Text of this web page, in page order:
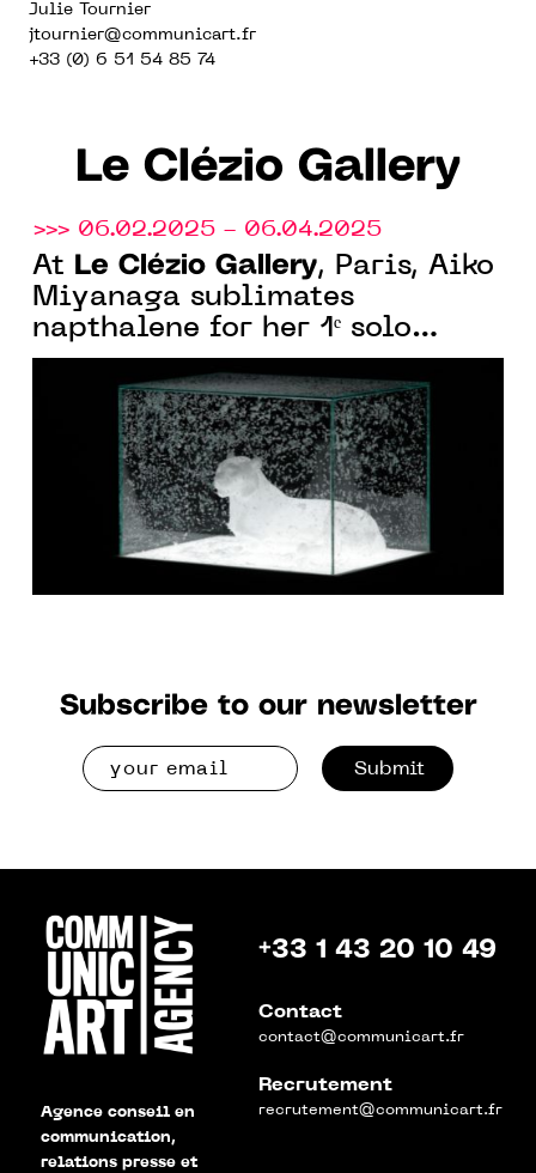
Julie Tournier
jtournier@communicart.fr
+33 (0) 6 51 54 85 74
Le Clézio Gallery
>>> 06.02.2025 - 06.04.2025
At Le Clézio Gallery, Paris, Aiko
Miyanaga sublimates
napthalene for her 1ᵉ solo
exhibition in France.
Subscribe to our newsletter
Submit
Agence conseil en
communication,
relations presse et
+33 1 43 20 10 49
Contact
contact@communicart.fr
Recrutement
recrutement@communicart.fr